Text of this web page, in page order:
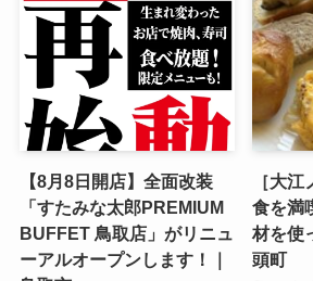
【8月8日開店】全面改装
「すたみな太郎PREMIUM
BUFFET 鳥取店」がリニュ
ーアルオープンします！｜
［大
食を満
材を使
頭町